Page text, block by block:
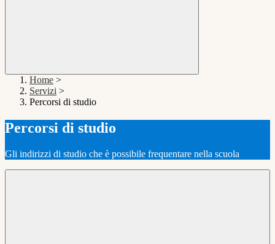
Home >
Servizi >
Percorsi di studio
Percorsi di studio
Gli indirizzi di studio che è possibile frequentare nella scuola